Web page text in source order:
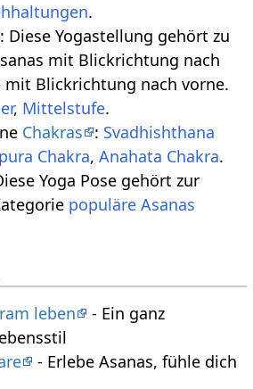
.
Diese Yogastellung gehört zu
mit Blickrichtung nach
mit Blickrichtung nach vorne.
, Mittelstufe.
Chakras : Svadhishthana
Chakra, Anahata Chakra.
Yoga Pose gehört zur
populäre Asanas
leben
- Ein ganz
- Erlebe Asanas, fühle dich